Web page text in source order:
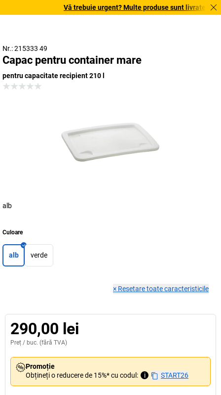
Vă trebuie urgent? Multe produse sunt livrate în
Nr.: 215333 49
Capac pentru container mare
pentru capacitate recipient 210 l
alb
Culoare
alb verde
× Resetare toate caracteristicile
290,00 lei
Preț / buc. (fără TVA)
Promoție
Obțineți o reducere de 15%* cu codul:
i START26